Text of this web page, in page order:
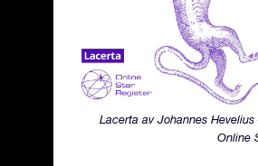
Lacerta av Johannes
Online